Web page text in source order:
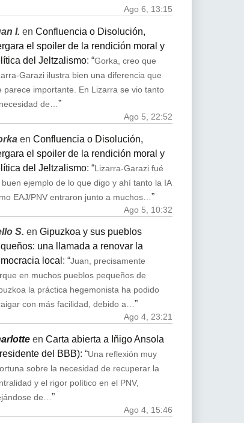
Ago 6, 13:15
I. en Confluencia o Disolución,
el spoiler de la rendición moral y
del Jeltzalismo: “Gorka, creo que
Garazi ilustra bien una diferencia que
parece importante. En Lizarra se vio tanto
de… ”
Ago 5, 22:52
en Confluencia o Disolución,
el spoiler de la rendición moral y
del Jeltzalismo: “Lizarra-Garazi fué
buen ejemplo de lo que digo y ahí tanto la IA
EAJ/PNV entraron junto a muchos… ”
Ago 5, 10:32
S. en Gipuzkoa y sus pueblos
una llamada a renovar la
local : “Juan, precisamente
en muchos pueblos pequeños de
la práctica hegemonista ha podido
con más facilidad, debido a…”
Ago 4, 23:21
en Carta abierta a Iñigo Ansola
del BBB): “Una reflexión muy
sobre la necesidad de recuperar la
y el rigor político en el PNV,
de…”
Ago 4, 15:46